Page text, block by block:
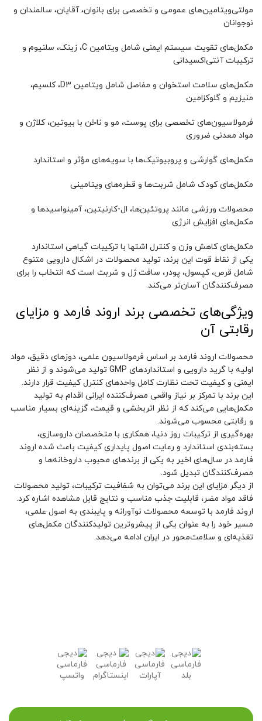
مولتی‌ویتامین‌های عمومی و تخصصی برای بانوان، آقایان، سالمندان و
نوجوانان
مکمل‌های تقویت سیستم ایمنی شامل ویتامین C، زینک، سلنیوم و
ترکیبات آنتی‌اکسیدانی
مکمل‌های سلامت استخوان و مفاصل شامل ویتامین D3، کلسیم،
منیزیم و گلوکزامین
فرمولاسیون‌های تخصصی برای پوست، مو و ناخن با بیوتین، کلاژن و
مواد معدنی ضروری
مکمل‌های گوارشی و پروبیوتیک‌ها با سویه‌های مؤثر و استاندارد
مکمل‌های کودک شامل شربت‌ها و قطره‌های ویتامینی
محصولات ورزشی مانند پروتئین‌ها، ال-کارنیتین، آمینواسیدها و
مکمل‌های افزایش انرژی
مکمل‌های کاهش وزن و کنترل اشتها با ترکیبات گیاهی استاندارد
یکی از نقاط قوت این برند، تولید محصولات در اشکال دارویی متنوع
شامل قرص، کپسول، پودر، سافت ژل و شربت است که انتخاب را برای
مصرف‌کنندگان آسان‌تر می‌کند.
ویژگی‌های تخصصی برند اروند فارمد و مزایای
رقابتی آن
محصولات اروند فارمد بر اساس فرمولاسیون علمی، دوزهای دقیق، مواد
اولیه با گرید دارویی و استانداردهای GMP تولید می‌شوند و از نظر
ایمنی و کیفیت تحت نظارت کامل واحدهای کنترل کیفیت قرار دارند.
این برند با تمرکز بر نیاز واقعی مصرف‌کننده ایرانی اقدام به تولید
مکمل‌هایی می‌کند که از نظر اثربخشی و قیمت، گزینه‌ای بسیار مناسب
و رقابتی محسوب می‌شوند.
بهره‌گیری از ترکیبات روز دنیا، همکاری با متخصصان داروسازی،
بسته‌بندی استاندارد و رعایت اصول پایداری کیفیت باعث شده اروند
فارمد در سال‌های اخیر به یکی از برندهای محبوب داروخانه‌ها و
مصرف‌کنندگان تبدیل شود.
از دیگر مزایای این برند می‌توان به شفافیت ترکیبات، تولید محصولات
فاقد مواد مضر، قابلیت جذب مناسب و نتایج قابل مشاهده اشاره کرد.
اروند فارمد با توسعه محصولات نوآورانه و پایبندی به اصول علمی،
مسیر خود را به عنوان یکی از پیشروترین تولیدکنندگان مکمل‌های
تغذیه‌ای و سلامت‌محور در ایران ادامه می‌دهد.